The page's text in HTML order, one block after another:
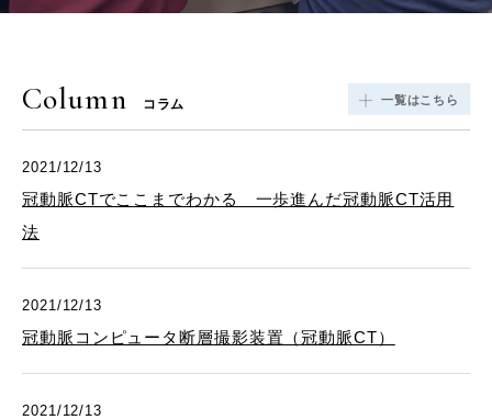
Column コラム 一覧はこちら
2021/12/13
冠動脈CTでここまでわかる 一歩進んだ冠動脈CT活用
法
2021/12/13
冠動脈コンピュータ断層撮影装置（冠動脈CT）
2021/12/13